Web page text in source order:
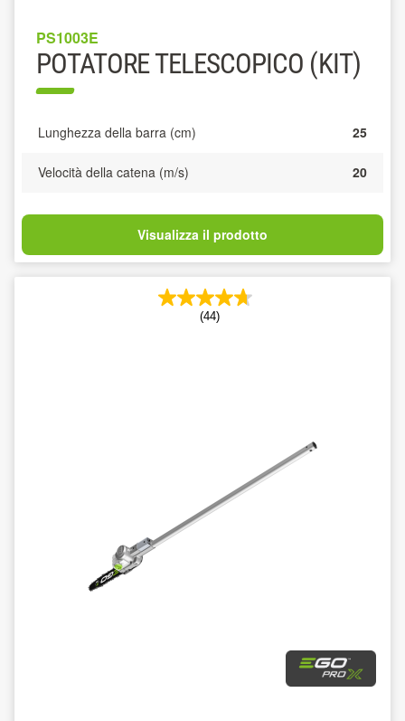
PS1003E
POTATORE TELESCOPICO (KIT)
Lunghezza della barra (cm) 25
Velocità della catena (m/s) 20
Visualizza il prodotto
(44)